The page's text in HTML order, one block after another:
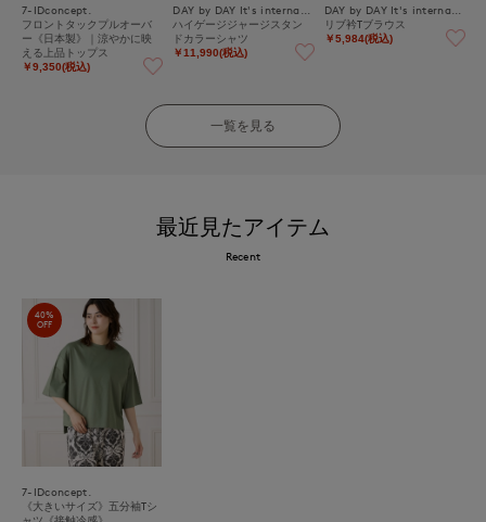
7-IDconcept.
フロントタックプルオーバ
ー《日本製》｜涼やかに映
える上品トップス
￥9,350(税込)
ハイゲージジャージスタン
ドカラーシャツ
￥11,990(税込)
リブ衿Tブラウス
￥5,984(税込)
一覧を見る
最近見たアイテム
Recent
40%
OFF
7-IDconcept.
《大きいサイズ》五分袖Tシ